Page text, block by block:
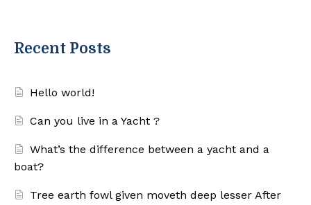
Recent Posts
Hello world!
Can you live in a Yacht ?
What’s the difference between a yacht and a
boat?
Tree earth fowl given moveth deep lesser After